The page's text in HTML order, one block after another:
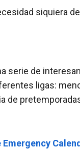
siquiera
serie de
ligas:
de